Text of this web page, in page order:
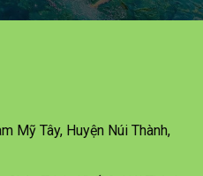
Mỹ Tây, Huyện Núi Thành,